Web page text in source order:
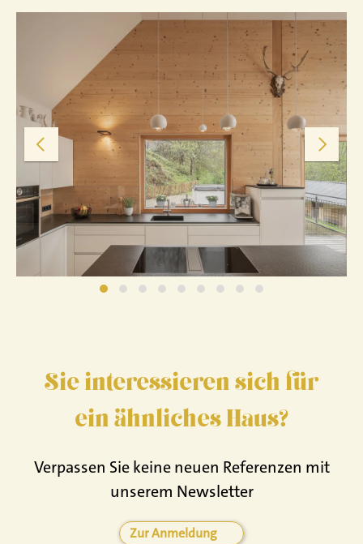
Sie interessieren sich für
ein ähnliches Haus?
Verpassen Sie keine neuen Referenzen mit
unserem Newsletter
Zur Anmeldung